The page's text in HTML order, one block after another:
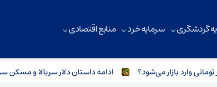
گردشگری سرمایه خرد منابع اقتصادی
ادامه داستان دلار سربالا و مسکن